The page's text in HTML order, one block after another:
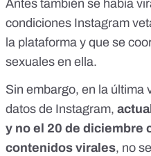
Antes también se había
condiciones Instagram
la plataforma y que se
sexuales en ella.
Sin embargo, en la última
datos de Instagram,
y no el 20 de diciembre
contenidos virales, no